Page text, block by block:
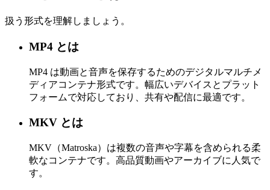
扱う形式を理解しましょう。
MP4 とは
MP4 は動画と音声を保存するためのデジタルマルチメ
ディアコンテナ形式です。幅広いデバイスとプラット
フォームで対応しており、共有や配信に最適です。
MKV とは
MKV（Matroska）は複数の音声や字幕を含められる柔
軟なコンテナです。高品質動画やアーカイブに人気で
す。